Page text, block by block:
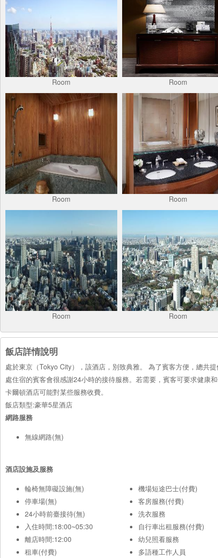
Room Room
Room Room
Room Room
飯店詳情說明
處於東京（Tokyo City），該酒店，別致典雅。 為了賓客方便，總共
處住宿的賓客會很感謝24小時的接待服務。若需要，賓客可要求健康
卡爾頓酒店可能對某些服務收費。
飯店類型:豪華5星酒店
網路服務
無線網路(無)
酒店設施及服務
輪椅無障礙設施(無)
停車場(無)
24小時前臺接待(無)
入住時間:18:00~05:30
離店時間:12:00
租車(付費)
機場短途巴士(付費)
客房服務(付費)
洗衣服務
自行車出租服務(付費)
幼兒照看服務
多語種工作人員